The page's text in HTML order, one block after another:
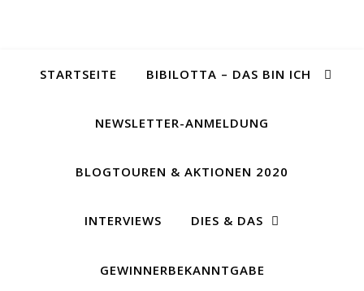
STARTSEITE BIBILOTTA – DAS BIN ICH
NEWSLETTER-ANMELDUNG
BLOGTOUREN & AKTIONEN 2020
INTERVIEWS DIES & DAS
GEWINNERBEKANNTGABE